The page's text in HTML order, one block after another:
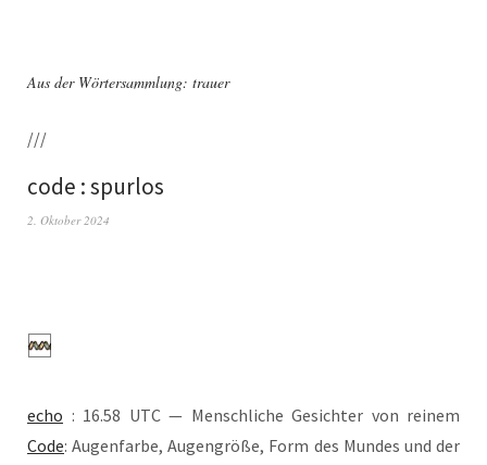
Aus der Wörtersammlung: trauer
///
code : spurlos
2. Oktober 2024
echo : 16.58 UTC — Mensch­li­che Gesich­ter von rei­nem
Code: Augen­far­be, Augen­grö­ße, Form des Mun­des und der